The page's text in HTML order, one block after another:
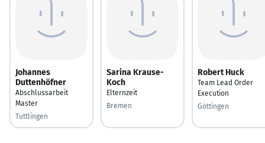
Johannes
Duttenhöfner
Abschlussarbeit
Master
Tuttlingen
Sarina Krause-
Koch
Elternzeit
Bremen
Robert Huck
Team Lead Order
Execution
Göttingen